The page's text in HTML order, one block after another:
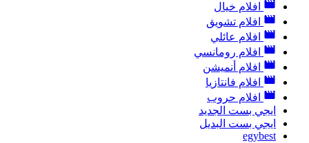
افلام خيال
افلام تشويق
افلام عائلي
افلام رومانسي
افلام أنميشن
افلام فانتازيا
افلام حروب
ايجي بست الجديد
ايجي بست البديل
egybest